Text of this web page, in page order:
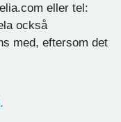
eller tel:
också
med, eftersom det